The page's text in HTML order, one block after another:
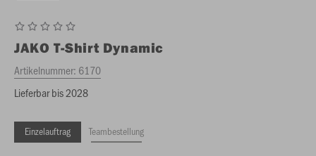
JAKO T-Shirt Dynamic
Artikelnummer: 6170
Lieferbar bis 2028
Einzelauftrag Teambestellung